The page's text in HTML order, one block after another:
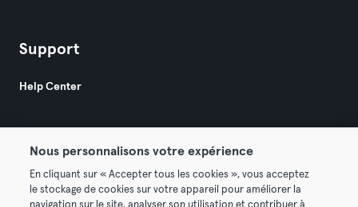
Support
Help Center
© 2026 Urban Sports Group GmbH. All rights reserved.
Nous personnalisons votre expérience
En cliquant sur « Accepter tous les cookies », vous acceptez
le stockage de cookies sur votre appareil pour améliorer la